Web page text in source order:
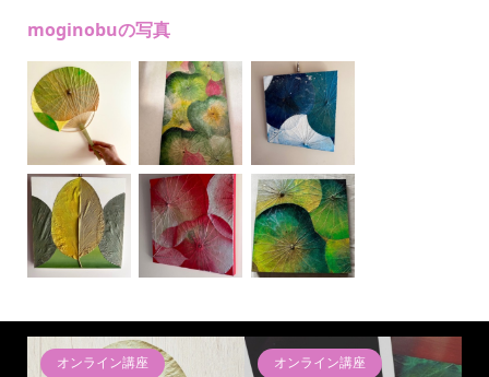
moginobuの写真
オンライン講座 オンライン講座